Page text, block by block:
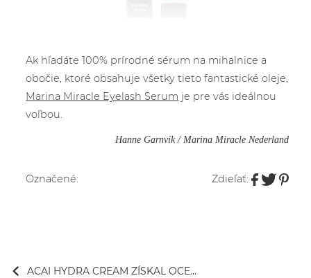
Ak hľadáte 100% prírodné sérum na mihalnice a
obočie, ktoré obsahuje všetky tieto fantastické oleje,
Marina Miracle Eyelash Serum je pre vás ideálnou
voľbou.
Hanne Garnvik / Marina Miracle Nederland
Označené: Zdieľať:
ACAI HYDRA CREAM ZÍSKAL OCE...